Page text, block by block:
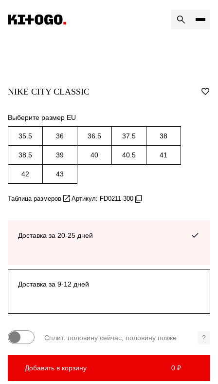
NIKE CITY CLASSIC
Выберите размер EU
35.5 36 36.5 37.5 38
38.5 39 40 40.5 41
42 43
Таблица размеров Артикул: FD0211-300
Доставка за 20-25 дней
Доставка за 9-12 дней
Сплит: половину сейчас, половину позже ?
Добавить в корзину 0 ₽